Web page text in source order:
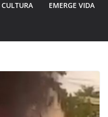
CULTURA EMERGE VIDA